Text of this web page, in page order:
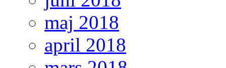
maj 2018
april 2018